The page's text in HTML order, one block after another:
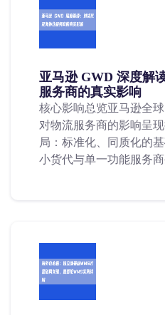
亚马逊 GWD 深度解
服务商的真实影响
核心影响总览亚马逊全
对物流服务商的影响呈
局：标准化、同质化的
小货代与单一功能服务商